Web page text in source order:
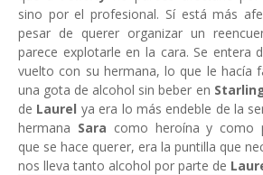
sino por el profesional. Sí está más
pesar de querer organizar un
parece explotarle en la cara. Se entera
vuelto con su hermana, lo que le hacía
una gota de alcohol sin beber en
de Laurel ya era lo más endeble de la
hermana Sara como heroína y como
que se hace querer, era la puntilla que
nos lleva tanto alcohol por parte de